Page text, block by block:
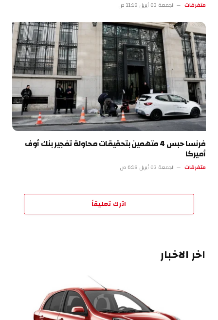
متفرقات الجمعة 03 أبريل 11:19 ص
فرنسا حبس 4 متهمين بتحقيقات محاولة تفجير بنك أوف
أميركا
متفرقات الجمعة 03 أبريل 6:18 ص
اترك تعليقاً
اخر الاخبار